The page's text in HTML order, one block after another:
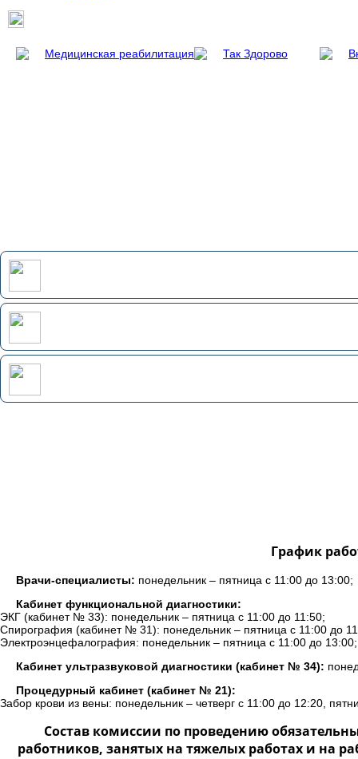
График
Врачи-специалисты: понедельник – пятница с 11:00 до 13:00;
Кабинет функциональной диагностики:
ЭКГ (кабинет № 33): понедельник – пятница с 11:00 до 11:50;
Спирография (кабинет № 31): понедельник – пятница с 11:00 до
Электроэнцефалография: понедельник – пятница с 11:00 до 13:00;
Кабинет ультразвуковой диагностики (кабинет № 34):
Процедурный кабинет (кабинет № 21):
Забор крови из вены: понедельник – четверг с 11:00 до 12:20,
Состав комиссии по проведению
работников, занятых на тяжелых работах и на